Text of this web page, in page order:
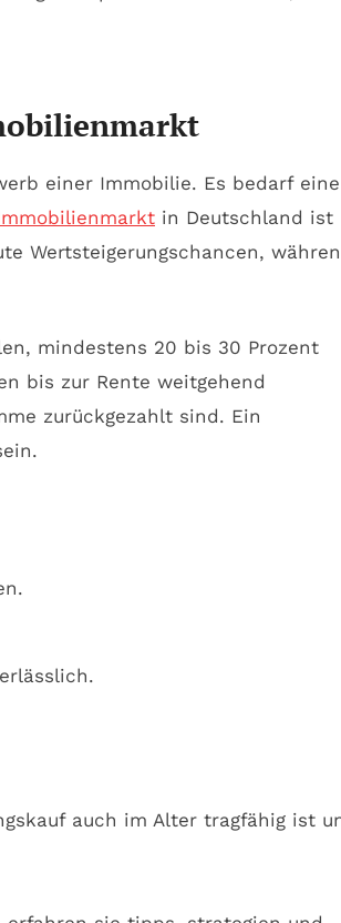
einer Immobilie. Es bedarf
in Deutschland ist
Wertsteigerungschancen,
mindestens 20 bis 30 Prozent
bis zur Rente weitgehend
zurückgezahlt sind. Ein
auch im Alter tragfähig ist